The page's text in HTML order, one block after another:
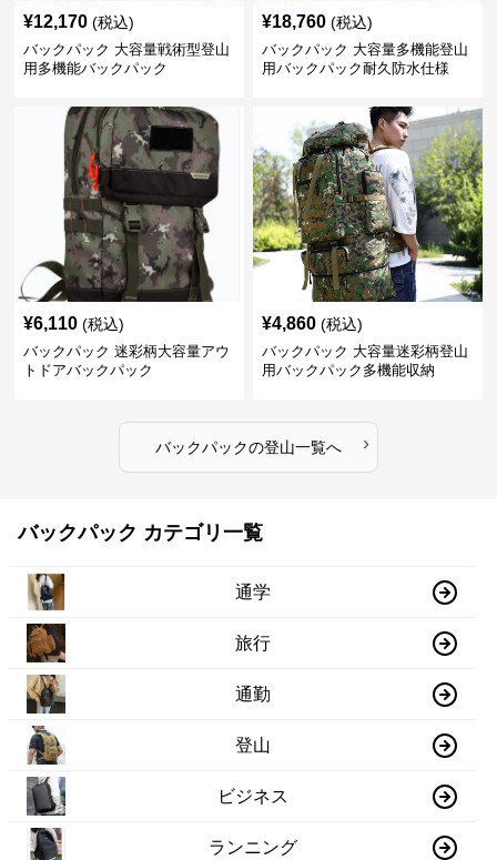
¥12,170 (税込)
バックパック 大容量戦術型登山
用多機能バックパック
¥18,760 (税込)
バックパック 大容量多機能登山
用バックパック耐久防水仕様
¥6,110 (税込)
バックパック 迷彩柄大容量アウ
トドアバックパック
¥4,860 (税込)
バックパック 大容量迷彩柄登山
用バックパック多機能収納
バックパックの登山一覧へ ›
バックパック カテゴリ一覧
通学
旅行
通勤
登山
ビジネス
ランニング